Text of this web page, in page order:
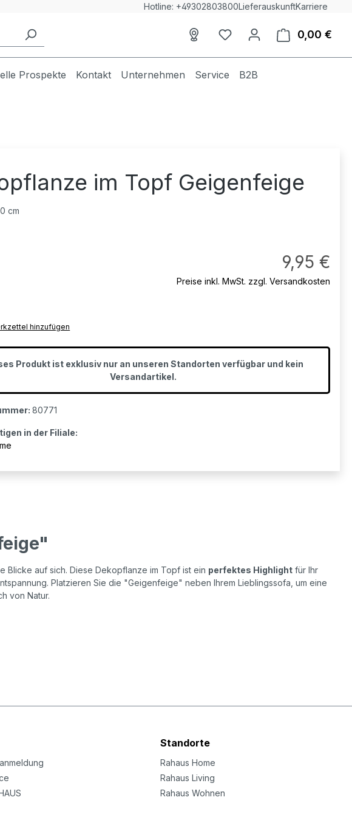
Hotline: +49302803800LieferauskunftKarriere
Du hast 0 Produkte auf
0,00 €
Prospekte Kontakt Unternehmen Service B2B
im Topf Geigenfeige
cm
9,95 €
Preise inkl. MwSt. zzgl. Versandkosten
hinzufügen
Produkt ist exklusiv nur an unseren Standorten verfügbar und kein
Versandartikel.
80771
in der Filiale:
Blicke auf sich. Diese Dekopflanze im Topf ist ein perfektes Highlight für Ihr
Platzieren Sie die "Geigenfeige" neben Ihrem Lieblingssofa, um eine
von Natur.
Standorte
Rahaus Home
Rahaus Living
Rahaus Wohnen